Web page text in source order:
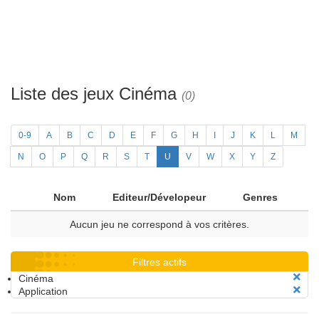
Liste des jeux Cinéma (0)
0-9 A B C D E F G H J K L M
N O P Q R S T U V W X Y Z
Nom Editeur/Dévelopeur Genres
Aucun jeu ne correspond à vos critères.
Filtres actifs
Cinéma
Application